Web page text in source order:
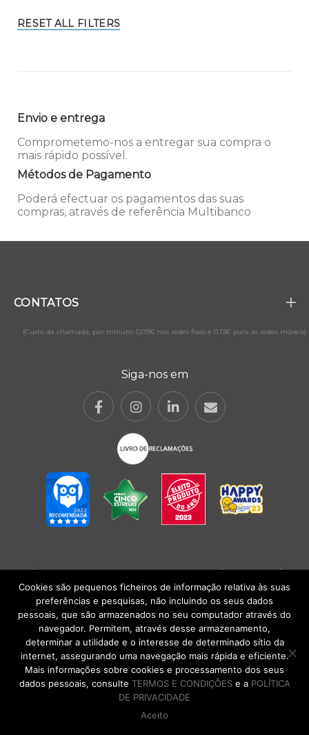
RESET ALL FILTERS
Envio e entrega
Comprometemo-nos a entregar sua compra o
mais rápido possível.
Métodos de Pagamento
Poderá efectuar os pagamentos das suas
compras, através de referência Multibanco
CONTATOS
(Custo da chamada, por minuto: 0,09€ nas redes fixas e 0,13€ para as redes móveis)
Siga-nos em
POLÍTICA DE PRIVACIDADE|TERMOS E CONDIÇÕESlCONDIÇÕES
GERAIS DE VENDA| Alberto Oculista, SA 2026. Todos os direitos reservados.
DE VOLTA AO TOPO
Cookies são pequenos ficheiros de informação relativa às suas
preferências e pesquisas, não incluindo os seus dados
pessoais, que são armazenados no seu computador através do
navegador. Permitem, através desse armazenamento,
determinar a utilidade e o interesse de determinado sítio da
internet, assegurando uma navegação mais rápida e eficiente.
Mais informações sobre cookies e processamento dos seus
dados pessoais, consulte TERMOS E CONDIÇÕESe a POLÍTICA
DE PRIVACIDADE
Aceito